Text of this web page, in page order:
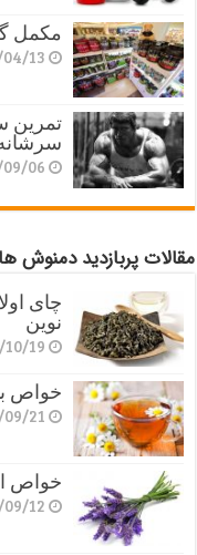
مکمل
04/13
تمرین
06
مقالات پربازدید دمنوش
چای
نوین
10/19
خواص
09/21
خواص
09/12